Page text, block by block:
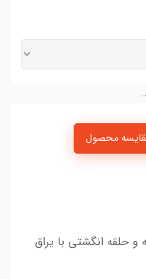
محصول
حلقه انگشتی با یراق